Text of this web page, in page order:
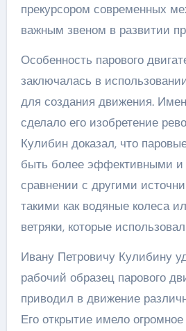
прекурсором современных
важным звеном в развитии
Особенность парового
заключалась в
для создания движения.
сделало его изобретение
Кулибин доказал, что
быть более эффективными
сравнении с другими
такими как водяные колеса
ветряки, которые
Ивану Петровичу Кулибину
рабочий образец парового
приводил в движение
Его открытие имело